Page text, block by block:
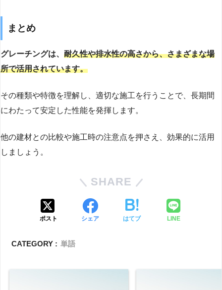
まとめ
グレーチングは、 耐久性や排水性の高さから、さまざまな場
所で活用されています。
その種類や特徴を理解し、適切な施工を行うことで、長期間
にわたって安定した性能を発揮します。
他の建材との比較や施工時の注意点を押さえ、効果的に活用
しましょう。
SHARE
ポスト シェア はてブ LINE
CATEGORY : 単語